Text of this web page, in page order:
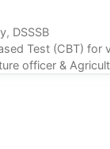
, DSSSB
Test (CBT) for
officer &